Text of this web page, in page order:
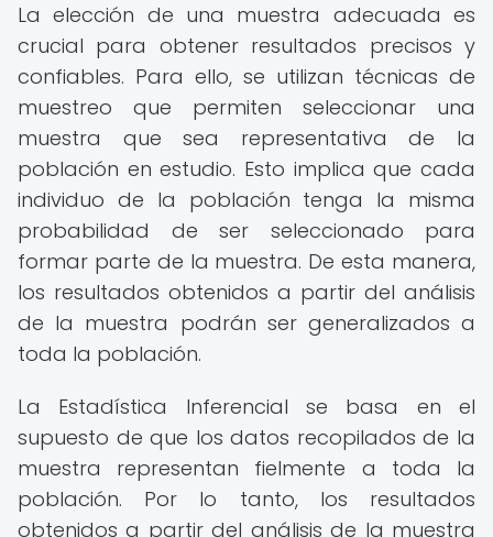
La elección de una muestra adecuada es
crucial para obtener resultados precisos y
confiables. Para ello, se utilizan técnicas de
muestreo que permiten seleccionar una
muestra que sea representativa de la
población en estudio. Esto implica que cada
individuo de la población tenga la misma
probabilidad de ser seleccionado para
formar parte de la muestra. De esta manera,
los resultados obtenidos a partir del análisis
de la muestra podrán ser generalizados a
toda la población.
La Estadística Inferencial se basa en el
supuesto de que los datos recopilados de la
muestra representan fielmente a toda la
población. Por lo tanto, los resultados
obtenidos a partir del análisis de la muestra